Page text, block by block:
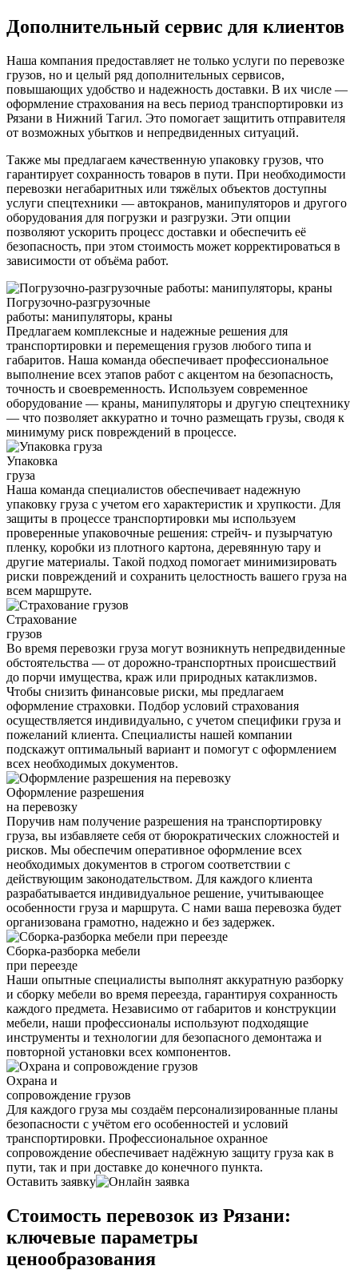
Дополнительный сервис для клиентов
Наша компания предоставляет не только услуги по перевозке
грузов, но и целый ряд дополнительных сервисов,
повышающих удобство и надежность доставки. В их числе —
оформление страхования на весь период транспортировки из
Рязани в Нижний Тагил. Это помогает защитить отправителя
от возможных убытков и непредвиденных ситуаций.
Также мы предлагаем качественную упаковку грузов, что
гарантирует сохранность товаров в пути. При необходимости
перевозки негабаритных или тяжёлых объектов доступны
услуги спецтехники — автокранов, манипуляторов и другого
оборудования для погрузки и разгрузки. Эти опции
позволяют ускорить процесс доставки и обеспечить её
безопасность, при этом стоимость может корректироваться в
зависимости от объёма работ.
Погрузочно-разгрузочные
работы: манипуляторы, краны
Предлагаем комплексные и надежные решения для
транспортировки и перемещения грузов любого типа и
габаритов. Наша команда обеспечивает профессиональное
выполнение всех этапов работ с акцентом на безопасность,
точность и своевременность. Используем современное
оборудование — краны, манипуляторы и другую спецтехнику
— что позволяет аккуратно и точно размещать грузы, сводя к
минимуму риск повреждений в процессе.
Упаковка
груза
Наша команда специалистов обеспечивает надежную
упаковку груза с учетом его характеристик и хрупкости. Для
защиты в процессе транспортировки мы используем
проверенные упаковочные решения: стрейч- и пузырчатую
пленку, коробки из плотного картона, деревянную тару и
другие материалы. Такой подход помогает минимизировать
риски повреждений и сохранить целостность вашего груза на
всем маршруте.
Страхование
грузов
Во время перевозки груза могут возникнуть непредвиденные
обстоятельства — от дорожно-транспортных происшествий
до порчи имущества, краж или природных катаклизмов.
Чтобы снизить финансовые риски, мы предлагаем
оформление страховки. Подбор условий страхования
осуществляется индивидуально, с учетом специфики груза и
пожеланий клиента. Специалисты нашей компании
подскажут оптимальный вариант и помогут с оформлением
всех необходимых документов.
Оформление разрешения
на перевозку
Поручив нам получение разрешения на транспортировку
груза, вы избавляете себя от бюрократических сложностей и
рисков. Мы обеспечим оперативное оформление всех
необходимых документов в строгом соответствии с
действующим законодательством. Для каждого клиента
разрабатывается индивидуальное решение, учитывающее
особенности груза и маршрута. С нами ваша перевозка будет
организована грамотно, надежно и без задержек.
Сборка-разборка мебели
при переезде
Наши опытные специалисты выполнят аккуратную разборку
и сборку мебели во время переезда, гарантируя сохранность
каждого предмета. Независимо от габаритов и конструкции
мебели, наши профессионалы используют подходящие
инструменты и технологии для безопасного демонтажа и
повторной установки всех компонентов.
Охрана и
сопровождение грузов
Для каждого груза мы создаём персонализированные планы
безопасности с учётом его особенностей и условий
транспортировки. Профессиональное охранное
сопровождение обеспечивает надёжную защиту груза как в
пути, так и при доставке до конечного пункта.
Оставить заявку
Стоимость перевозок из Рязани:
ключевые параметры
ценообразования